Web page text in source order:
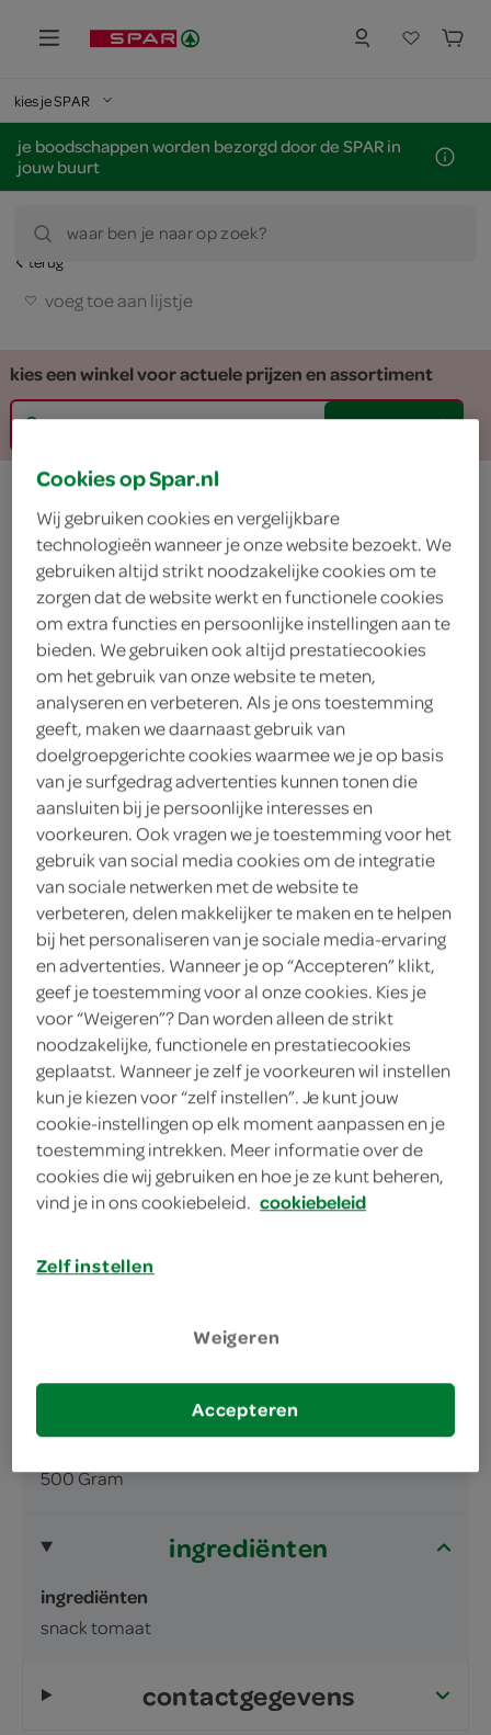
kies je SPAR
je boodschappen worden bezorgd door de SPAR in
jouw buurt
waar ben je naar op zoek?
terug
voeg toe aan lijstje
kies een winkel voor actuele prijzen en assortiment
zoek winkel
tomaat snack
3.
69
500 Gram
Let op: aanbiedingen zijn niet zichtbaar bij de
producten, maar worden wél automatisch
verwerkt in de winkelmand.
omschrijving
inhoud en gewicht
500 Gram
ingrediënten
ingrediënten
snack tomaat
contactgegevens
Cookies op Spar.nl
Wij gebruiken cookies en vergelijkbare
technologieën wanneer je onze website bezoekt. We
gebruiken altijd strikt noodzakelijke cookies om te
zorgen dat de website werkt en functionele cookies
om extra functies en persoonlijke instellingen aan te
bieden. We gebruiken ook altijd prestatiecookies
om het gebruik van onze website te meten,
analyseren en verbeteren. Als je ons toestemming
geeft, maken we daarnaast gebruik van
doelgroepgerichte cookies waarmee we je op basis
van je surfgedrag advertenties kunnen tonen die
aansluiten bij je persoonlijke interesses en
voorkeuren. Ook vragen we je toestemming voor het
gebruik van social media cookies om de integratie
van sociale netwerken met de website te
verbeteren, delen makkelijker te maken en te helpen
bij het personaliseren van je sociale media-ervaring
en advertenties. Wanneer je op “Accepteren” klikt,
geef je toestemming voor al onze cookies. Kies je
voor “Weigeren”? Dan worden alleen de strikt
noodzakelijke, functionele en prestatiecookies
geplaatst. Wanneer je zelf je voorkeuren wil instellen
kun je kiezen voor “zelf instellen”. Je kunt jouw
cookie-instellingen op elk moment aanpassen en je
toestemming intrekken. Meer informatie over de
cookies die wij gebruiken en hoe je ze kunt beheren,
vind je in ons cookiebeleid. cookiebeleid
Zelf instellen
Weigeren
Accepteren